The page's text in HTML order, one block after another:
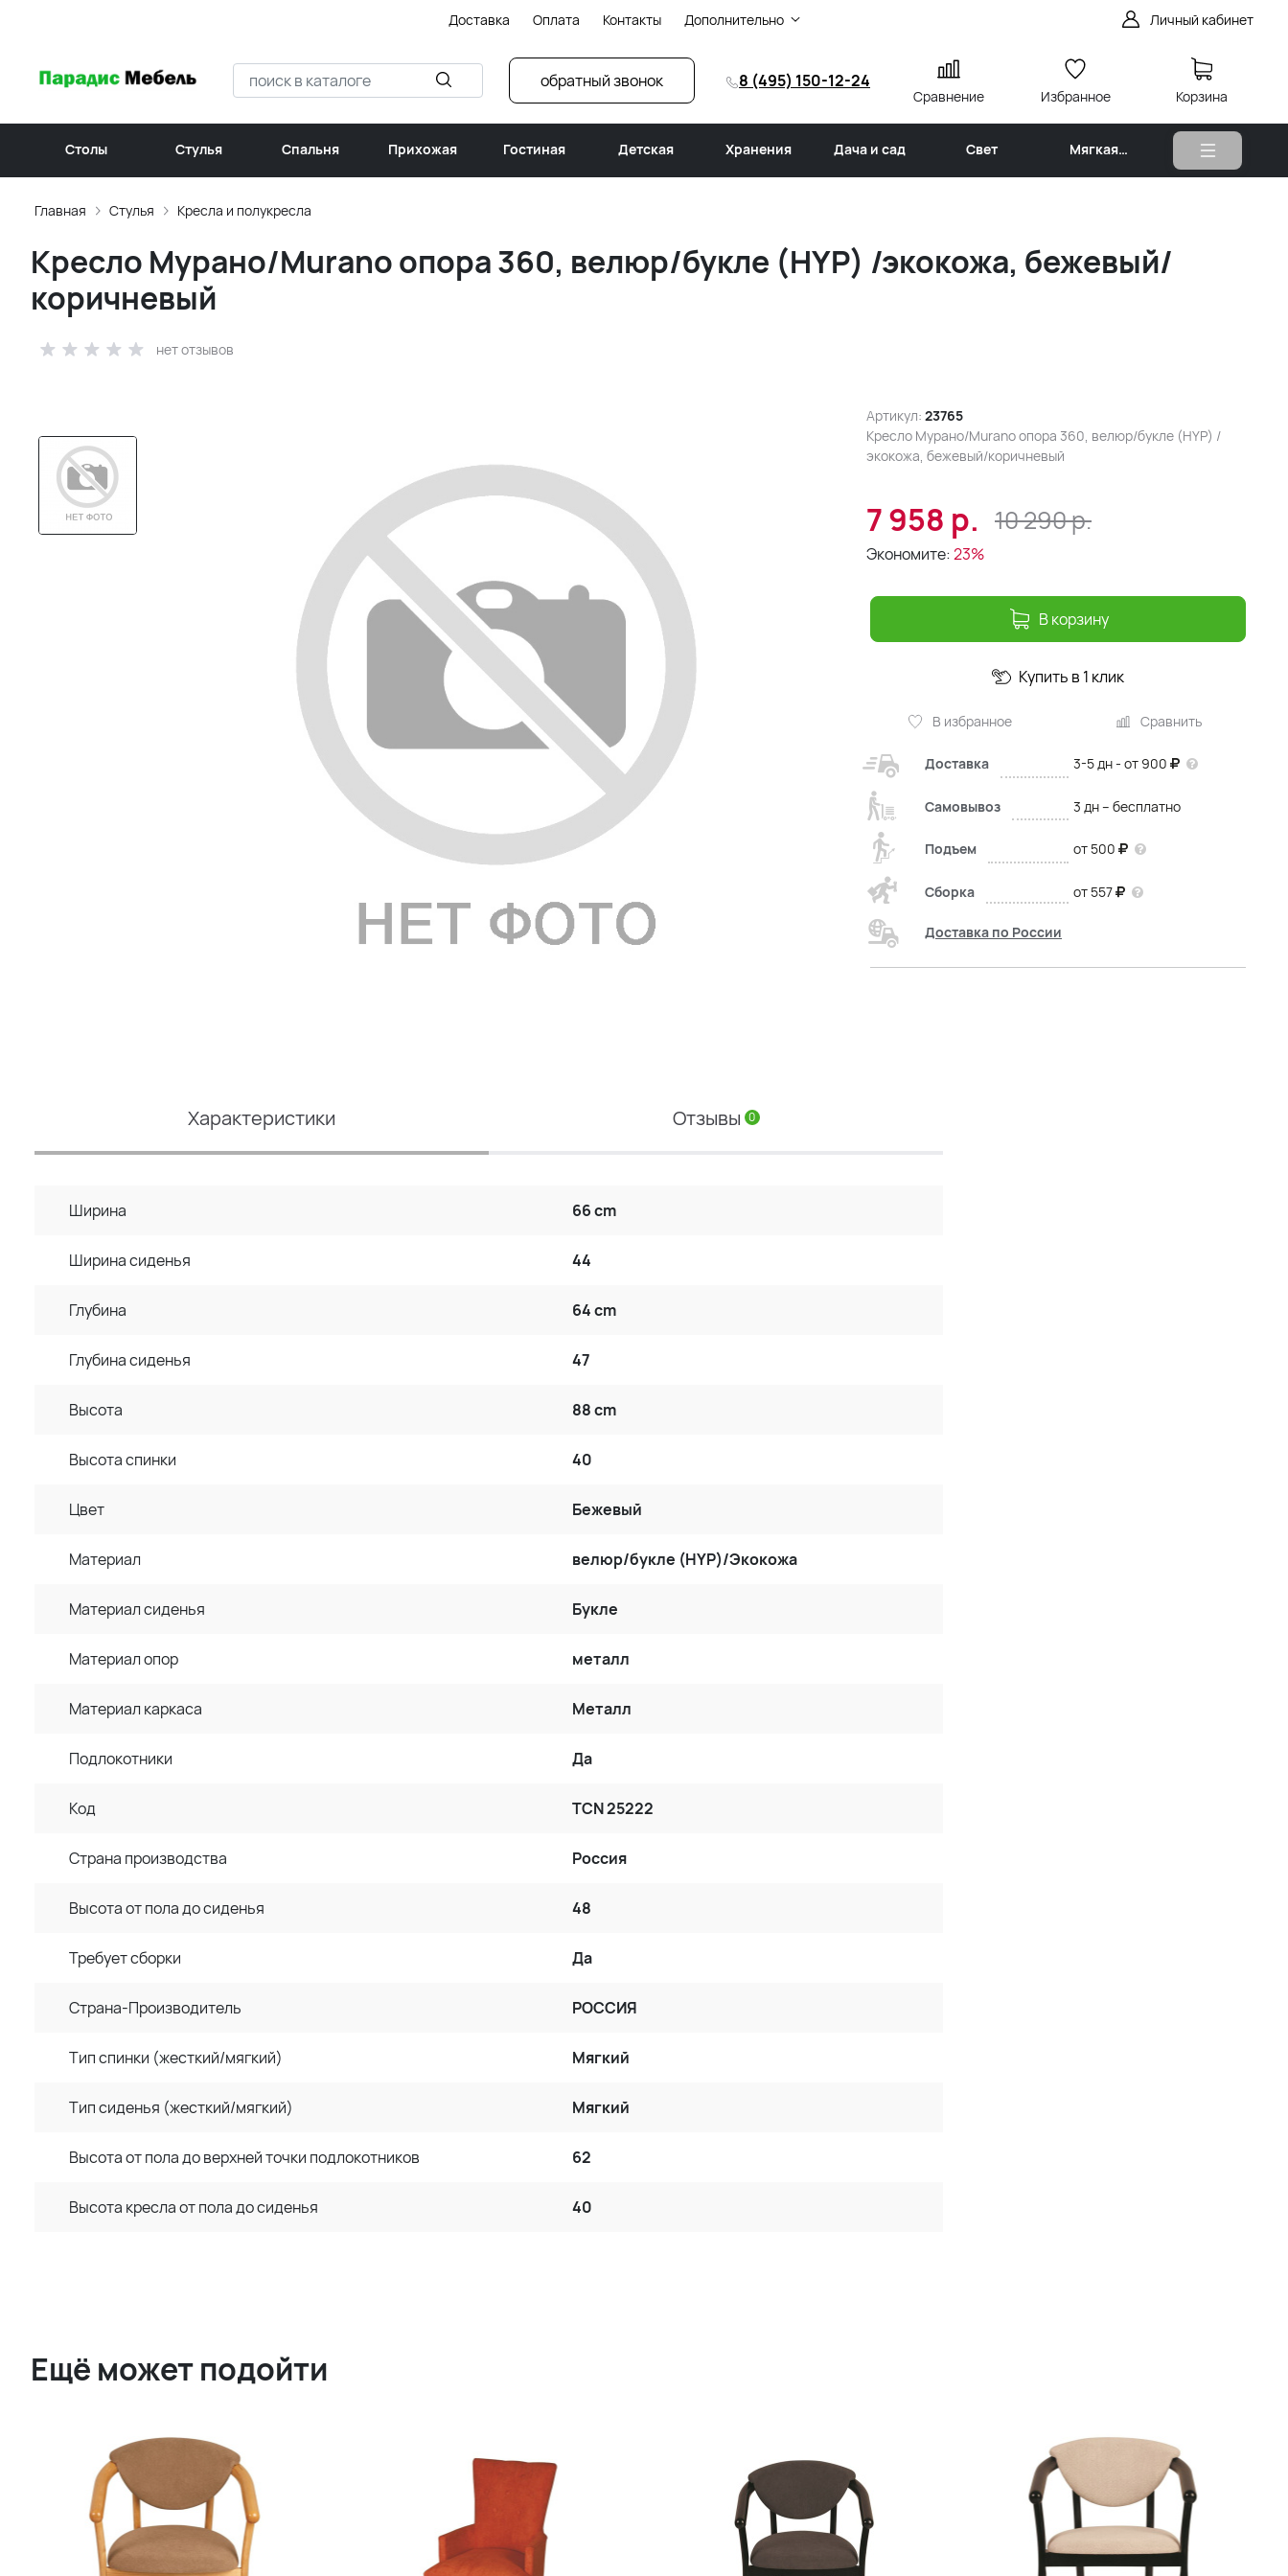
Доставка Оплата Контакты Дополнительно Личный кабинет
обратный звонок 8 (495) 150-12-24
Сравнение Избранное Корзина
Столы Стулья Спальня Прихожая Гостиная Детская Хранения Дача и сад Свет
Мягкая
Главная Стулья Кресла и полукресла
Кресло Мурано/Murano опора 360, велюр/букле (HYP) /экокожа, бежевый/
коричневый
нет отзывов
Артикул: 23765
Кресло Мурано/Murano опора 360, велюр/букле (HYP) /
экокожа, бежевый/коричневый
7 958 р. 10 290р.
Экономите:23%
В корзину
В избранное Сравнить
Купить в 1 клик
Доставка 3-5 дн - от 900
Самовывоз 3 дн – бесплатно
Подъем от 500
Сборка от 557
Доставка по России
Характеристики Отзывы 0
Ширина 66 cm
Ширина сиденья 44
Глубина 64 cm
Глубина сиденья 47
Высота 88 cm
Высота спинки 40
Цвет Бежевый
Материал велюр/букле (HYP)/Экокожа
Материал сиденья Букле
Материал опор металл
Материал каркаса Металл
Подлокотники Да
Код TCN 25222
Страна производства Россия
Высота от пола до сиденья 48
Требует сборки Да
Страна-Производитель РОССИЯ
Тип спинки (жесткий/мягкий) Мягкий
Тип сиденья (жесткий/мягкий) Мягкий
Высота от пола до верхней точки подлокотников 62
Высота кресла от пола до сиденья 40
Ещё может подойти